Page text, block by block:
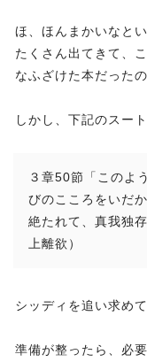
ほ、ほんまかいなと
たくさん出てきて、
なふざけた本だった
しかし、下記のスー
３章50節「このよ
びのこころをいだ
絶たれて、真我独
上離欲）
シッディを追い求め
準備が整ったら、必